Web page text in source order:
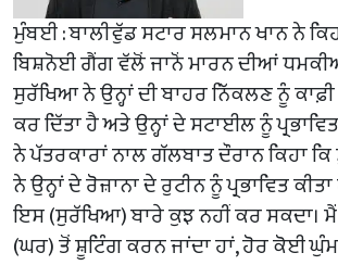
ਮੁੰਬਈ : ਬਾਲੀਵੁੱਡ ਸਟਾਰ ਸਲਮਾਨ ਖਾਨ ਨੇ
ਬਿਸ਼ਨੋਈ ਗੈਂਗ ਵੱਲੋਂ ਜਾਨੋਂ ਮਾਰਨ ਦੀਆਂ
ਸੁਰੱਖਿਆ ਨੇ ਉਨ੍ਹਾਂ ਦੀ ਬਾਹਰ ਨਿੱਕਲਣ ਨੂੰ
ਕਰ ਦਿੱਤਾ ਹੈ ਅਤੇ ਉਨ੍ਹਾਂ ਦੇ ਸਟਾਈਲ ਨੂੰ
ਨੇ ਪੱਤਰਕਾਰਾਂ ਨਾਲ ਗੱਲਬਾਤ ਦੌਰਾਨ ਕਿਹਾ
ਨੇ ਉਨ੍ਹਾਂ ਦੇ ਰੋਜ਼ਾਨਾ ਦੇ ਰੁਟੀਨ ਨੂੰ ਪ੍ਰਭਾਵਿਤ ਕੀਤਾ
ਇਸ (ਸੁਰੱਖਿਆ) ਬਾਰੇ ਕੁਝ ਨਹੀਂ ਕਰ ਸਕਦਾ।
(ਘਰ) ਤੋਂ ਸ਼ੂਟਿੰਗ ਕਰਨ ਜਾਂਦਾ ਹਾਂ, ਹੋਰ ਕੋਈ